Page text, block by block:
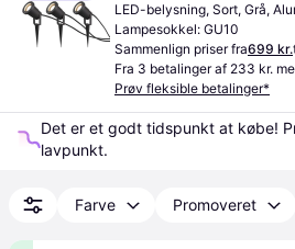
LED-belysning, Sort, Grå,
Lampesokkel: GU10
Sammenlign priser fra699 kr.
Fra 3 betalinger af 233 kr.
Prøv fleksible betalinger*
Det er et godt tidspunkt at købe!
lavpunkt.
Farve Promoveret